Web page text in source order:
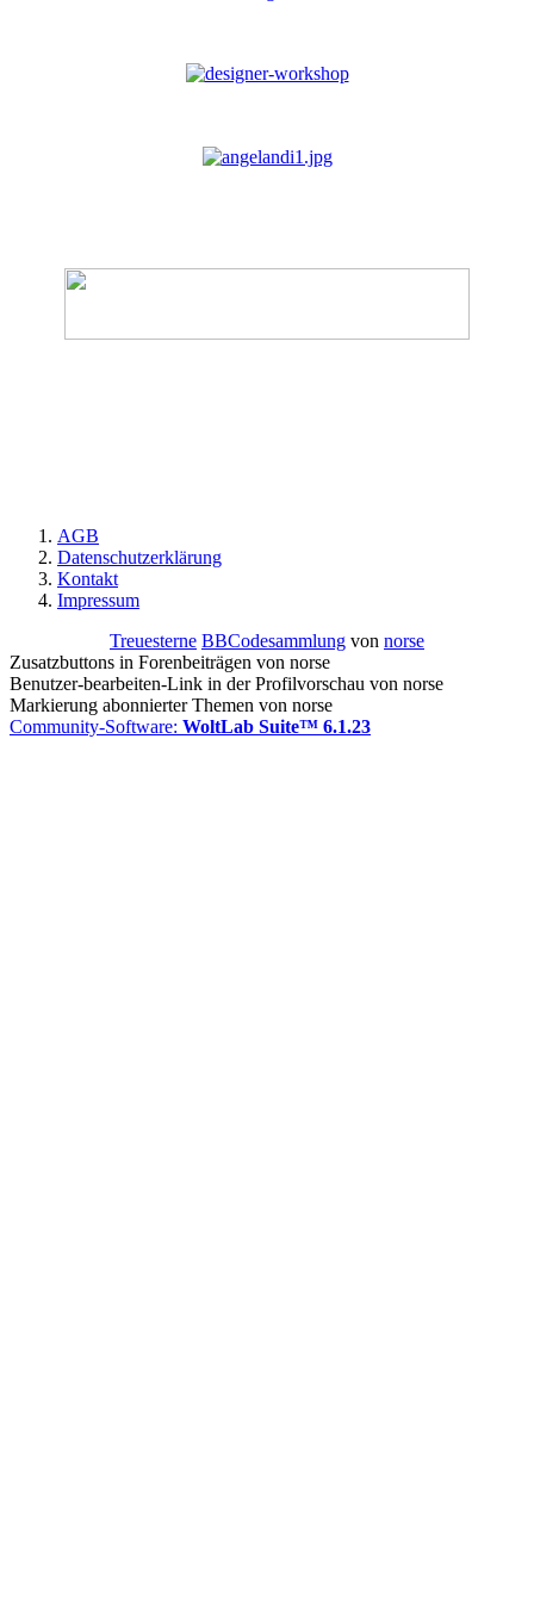
AGB
Datenschutzerklärung
Kontakt
Impressum
Treuesterne BBCodesammlung von norse
Zusatzbuttons in Forenbeiträgen von norse
Benutzer-bearbeiten-Link in der Profilvorschau von norse
Markierung abonnierter Themen von norse
Community-Software: WoltLab Suite™ 6.1.23